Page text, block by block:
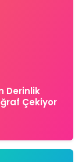
Derinlik
Çekiyor